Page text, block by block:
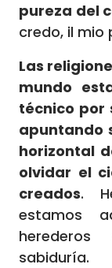
pureza del
credo, il mio
Las
mundo
técnico por
apuntando
horizontal
olvidar el
creados.
estamos